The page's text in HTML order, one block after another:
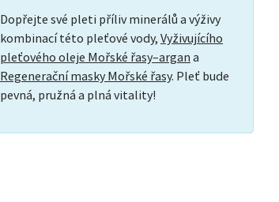
Dopřejte své pleti příliv minerálů a výživy
kombinací této pleťové vody, Vyživujícího
pleťového oleje Mořské řasy–argan a
Regenerační masky Mořské řasy. Pleť bude
pevná, pružná a plná vitality!